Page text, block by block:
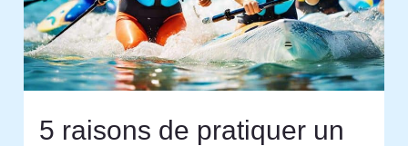
5 raisons de pratiquer un